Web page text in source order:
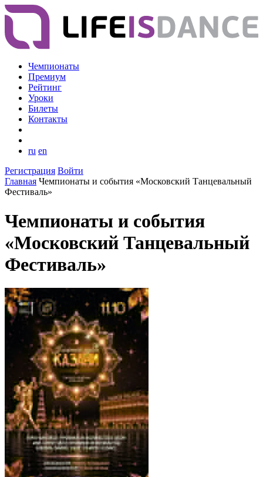
Чемпионаты
Премиум
Рейтинг
Уроки
Билеты
Контакты
ru en
Регистрация Войти
Главная Чемпионаты и события «Московский Танцевальный
Фестиваль»
Чемпионаты и события
«Московский Танцевальный
Фестиваль»